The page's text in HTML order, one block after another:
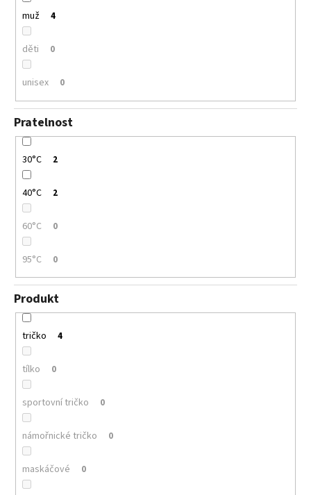
muž 4
děti 0
unisex 0
Pratelnost
30°C 2
40°C 2
60°C 0
95°C 0
Produkt
tričko 4
tílko 0
sportovní tričko 0
námořnické tričko 0
maskáčové 0